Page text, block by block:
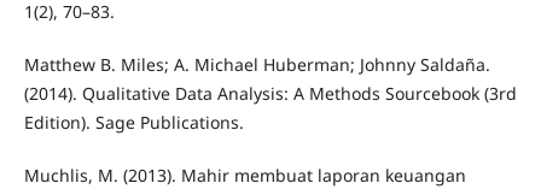
1(2), 70–83.
Matthew B. Miles; A. Michael Huberman; Johnny Saldaña.
(2014). Qualitative Data Analysis: A Methods Sourcebook (3rd
Edition). Sage Publications.
Muchlis, M. (2013). Mahir membuat laporan keuangan